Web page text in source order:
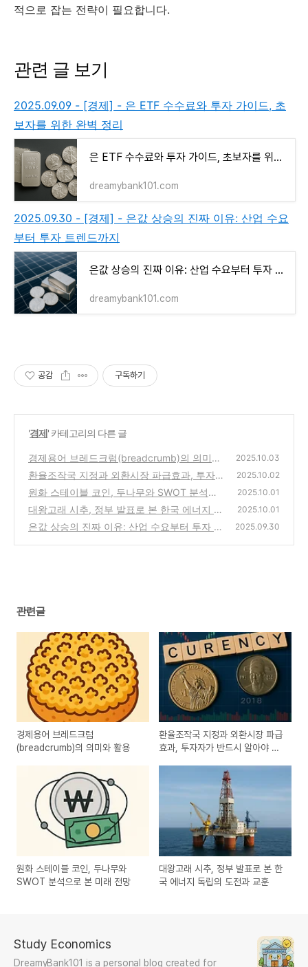
적으로 잡는 전략이 필요합니다.
관련 글 보기
2025.09.09 - [경제] - 은 ETF 수수료와 투자 가이드, 초
보자를 위한 완벽 정리
은 ETF 수수료와 투자 가이드, 초보자를 위한 완벽 정리
dreamybank101.com
2025.09.30 - [경제] - 은값 상승의 진짜 이유: 산업 수요
부터 투자 트렌드까지
은값 상승의 진짜 이유: 산업 수요부터 투자 트렌드까지
dreamybank101.com
공감 구독하기
'경제' 카테고리의 다른 글
경제용어 브레드크럼(breadcrumb)의 의미와
활용
(0)
2025.10.03
환율조작국 지정과 외환시장 파급효과, 투자자
가 반드시 알아야 할 리스크
(0)
2025.10.02
원화 스테이블 코인, 두나무와 SWOT 분석으
로 본 미래 전망
(0)
2025.10.01
대왕고래 시추, 정부 발표로 본 한국 에너지 독
립의 도전과 교훈
(0)
2025.10.01
은값 상승의 진짜 이유: 산업 수요부터 투자 트
2025.09.30
관련글
경제용어 브레드크럼
(breadcrumb)의 의미와 활용
환율조작국 지정과 외환시장 파급
효과, 투자자가 반드시 알아야 할
원화 스테이블 코인, 두나무와
SWOT 분석으로 본 미래 전망
대왕고래 시추, 정부 발표로 본 한
국 에너지 독립의 도전과 교훈
Study Economics
DreamyBank101 is a personal blog created for